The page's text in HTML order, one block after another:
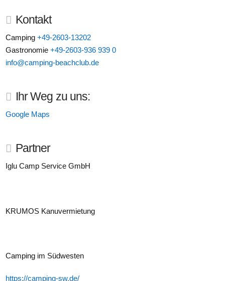
Kontakt
Camping+49-2603-13202
Gastronomie+49-2603-936 939 0
info@camping-beachclub.de
Ihr Weg zu uns:
Google Maps
Partner
Iglu Camp Service GmbH
KRUMOS Kanuvermietung
Camping im Südwesten
https://camping-sw.de/